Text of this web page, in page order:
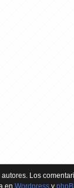
Los
en Wordpress y